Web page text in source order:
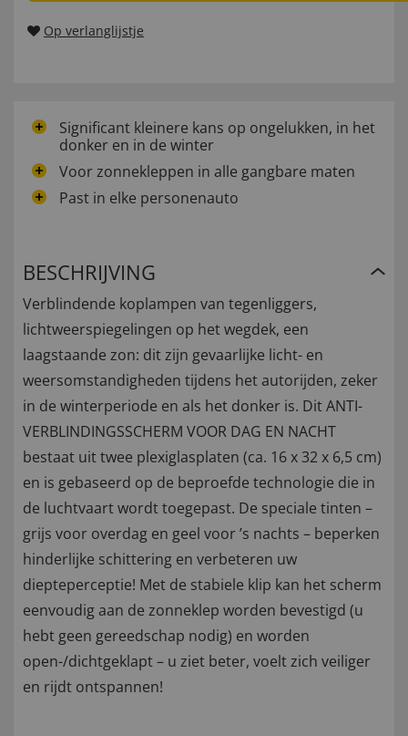
Op verlanglijstje
Significant kleinere kans op ongelukken, in het
donker en in de winter
Voor zonnekleppen in alle gangbare maten
Past in elke personenauto
BESCHRIJVING
Verblindende koplampen van tegenliggers,
lichtweerspiegelingen op het wegdek, een
laagstaande zon: dit zijn gevaarlijke licht- en
weersomstandigheden tijdens het autorijden, zeker
in de winterperiode en als het donker is. Dit ANTI-
VERBLINDINGSSCHERM VOOR DAG EN NACHT
bestaat uit twee plexiglasplaten (ca. 16 x 32 x 6,5 cm)
en is gebaseerd op de beproefde technologie die in
de luchtvaart wordt toegepast. De speciale tinten –
grijs voor overdag en geel voor ’s nachts – beperken
hinderlijke schittering en verbeteren uw
diepteperceptie! Met de stabiele klip kan het scherm
eenvoudig aan de zonneklep worden bevestigd (u
hebt geen gereedschap nodig) en worden
open-/dichtgeklapt – u ziet beter, voelt zich veiliger
en rijdt ontspannen!